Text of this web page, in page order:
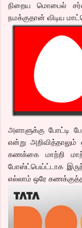
நிறைய மொபைல்
நமக்குதான் விடிய
அளாளுக்கு
என்று
கணக்கை மாற்றி
போஸ்ட்பெய்ட்டாக
எல்லாம் ஒரே